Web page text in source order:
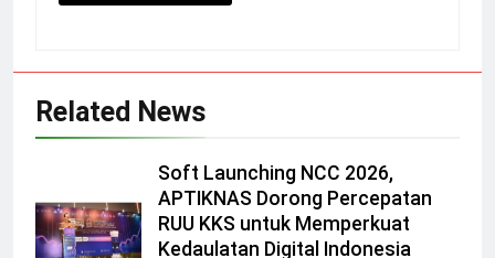
Related News
Soft Launching NCC 2026,
APTIKNAS Dorong Percepatan
RUU KKS untuk Memperkuat
Kedaulatan Digital Indonesia